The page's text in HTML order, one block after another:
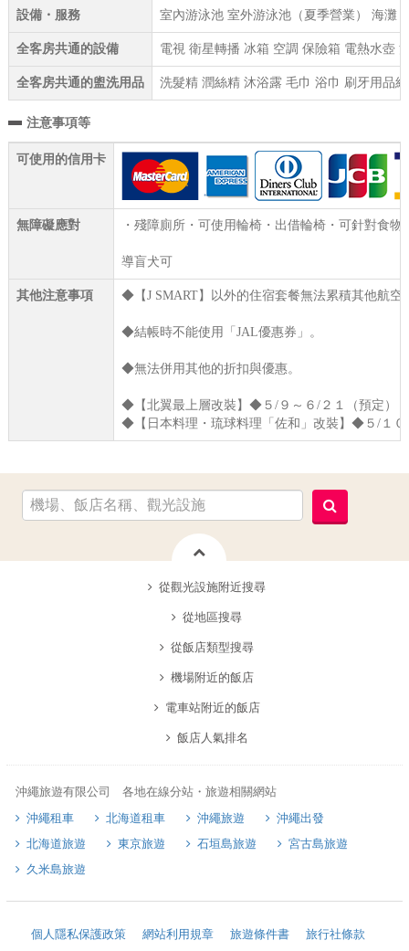
設備・服務 室內游泳池 室外游泳池（夏季營業） 海灘
全客房共通的設備 電視 衛星轉播 冰箱 空調 保險箱 電熱水壺
全客房共通的盥洗用品 洗髮精 潤絲精 沐浴露 毛巾 浴巾 刷牙用品
注意事項等
可使用的信用卡
無障礙應對 ・殘障廁所・可使用輪椅・出借輪椅・可針對食
導盲犬可
其他注意事項 ◆【J SMART】以外的住宿套餐無法累積其他航空
◆結帳時不能使用「JAL優惠券」。
◆無法併用其他的折扣與優惠。
◆【北翼最上層改裝】◆５/９～６/２１（預定）
◆【日本料理・琉球料理「佐和」改裝】◆５/１
從觀光設施附近搜尋
從地區搜尋
從飯店類型搜尋
機場附近的飯店
電車站附近的飯店
飯店人氣排名
沖繩旅遊有限公司 各地在線分站・旅遊相關網站
沖繩租車
北海道租車 沖繩旅遊
沖繩出發
北海道旅遊
東京旅遊 石垣島旅遊
宮古島旅遊
久米島旅遊
個人隱私保護政策 網站利用規章 旅遊條件書 旅行社條款